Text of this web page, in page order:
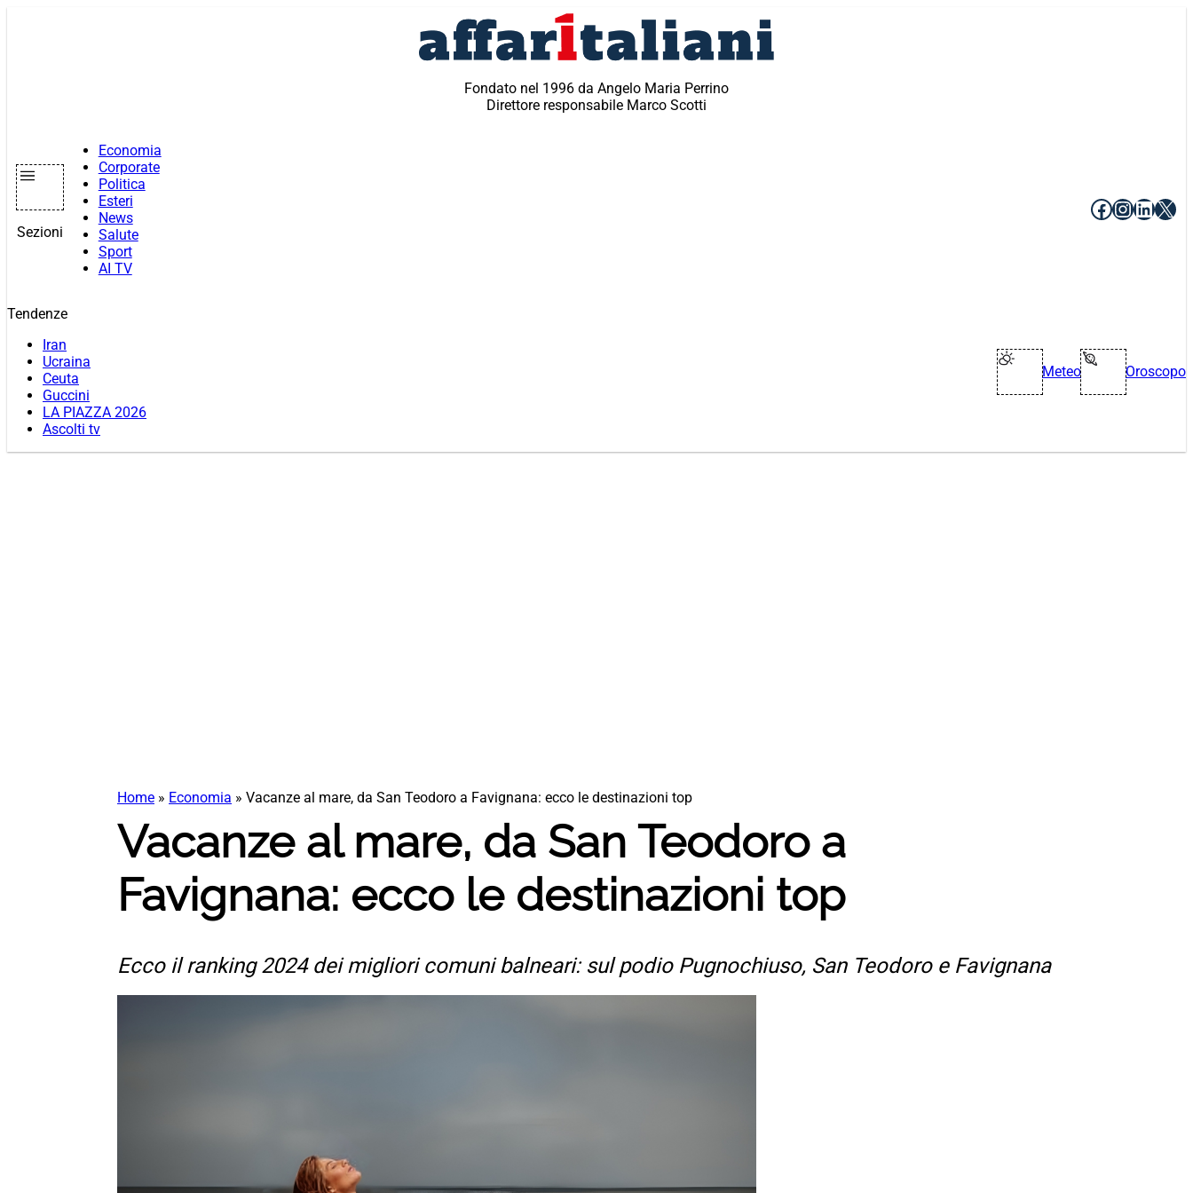
Fondato nel 1996 da Angelo Maria Perrino
Direttore responsabile Marco Scotti
Sezioni
Economia
Corporate
Politica
Esteri
News
Salute
Sport
AI TV
Facebook
X
Tendenze
Iran
Ucraina
Ceuta
Guccini
LA PIAZZA 2026
Ascolti tv
Meteo Oroscopo
Home » Economia » Vacanze al mare, da San Teodoro a Favignana: ecco le destinazioni top
Vacanze al mare, da San Teodoro a
Favignana: ecco le destinazioni top
Ecco il ranking 2024 dei migliori comuni balneari: sul podio Pugnochiuso, San Teodoro e Favignana